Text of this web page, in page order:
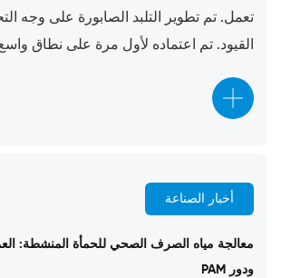
تعمل. تم تطوير التلبد الصابورة على وجه
القيود. تم اعتماده لأول مرة على نطاق
أخبار الصناعة
معالجة مياه الصرف الصحي للحمأة المنشطة:
ودور PAM